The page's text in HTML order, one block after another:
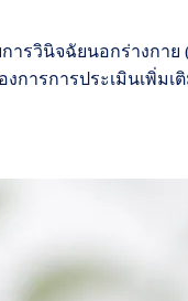
ารวินิจฉัยนอกร่างก
ารการประเมินเพิ่มเ